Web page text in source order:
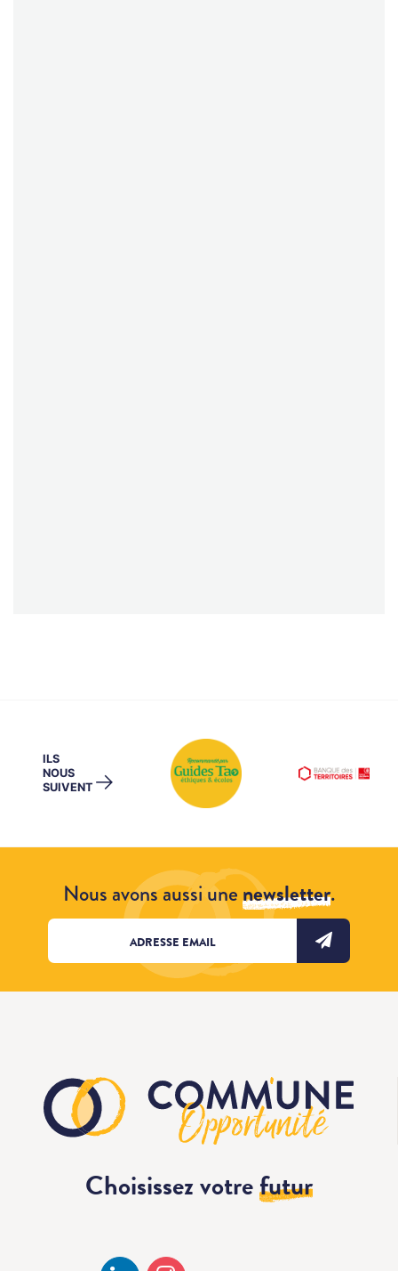
ILS
NOUS
SUIVENT →
Nous avons aussi unenewsletter.
Choisissez votrefutur